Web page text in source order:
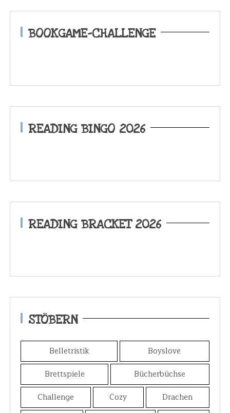
BOOKGAME-CHALLENGE
READING BINGO 2026
READING BRACKET 2026
STÖBERN
Belletristik
Boyslove
Brettspiele
Bücherbüchse
Challenge
Cozy
Drachen